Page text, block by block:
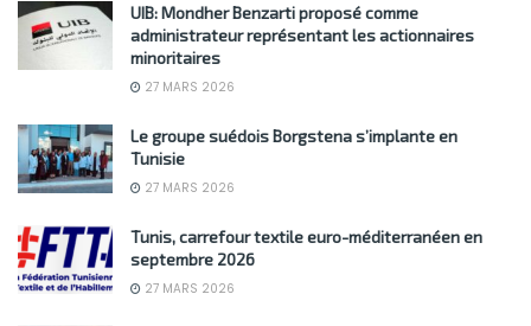
UIB: Mondher Benzarti proposé comme
administrateur représentant les actionnaires
minoritaires
27 MARS 2026
Le groupe suédois Borgstena s’implante en
Tunisie
27 MARS 2026
Tunis, carrefour textile euro-méditerranéen en
septembre 2026
27 MARS 2026